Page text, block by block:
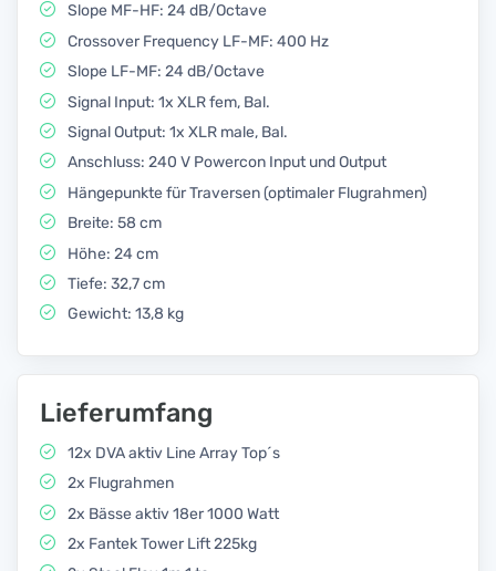
Slope MF-HF: 24 dB/Octave
Crossover Frequency LF-MF: 400 Hz
Slope LF-MF: 24 dB/Octave
Signal Input: 1x XLR fem, Bal.
Signal Output: 1x XLR male, Bal.
Anschluss: 240 V Powercon Input und Output
Hängepunkte für Traversen (optimaler Flugrahmen)
Breite: 58 cm
Höhe: 24 cm
Tiefe: 32,7 cm
Gewicht: 13,8 kg
Lieferumfang
12x DVA aktiv Line Array Top´s
2x Flugrahmen
2x Bässe aktiv 18er 1000 Watt
2x Fantek Tower Lift 225kg